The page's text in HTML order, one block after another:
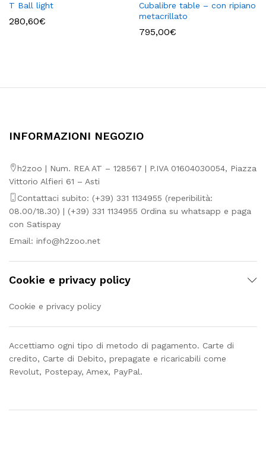
T Ball light
280,60€
Cubalibre table – con ripiano
metacrillato
795,00€
INFORMAZIONI NEGOZIO
h2zoo | Num. REA AT – 128567 | P.IVA 01604030054, Piazza
Vittorio Alfieri 61 – Asti
Contattaci subito: (+39) 331 1134955 (reperibilità:
08.00/18.30) | (+39) 331 1134955 Ordina su whatsapp e paga
con Satispay
Email: info@h2zoo.net
Cookie e privacy policy
Cookie e privacy policy
Accettiamo ogni tipo di metodo di pagamento. Carte di
credito, Carte di Debito, prepagate e ricaricabili come
Revolut, Postepay, Amex, PayPal.